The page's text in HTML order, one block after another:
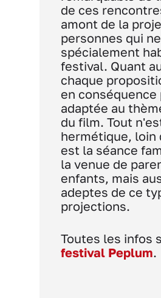
de ces
amont de la
personnes qui
spécialement
festival. Quant
chaque
en conséquence
adaptée au
du film. Tout
hermétique, loin
est la séance
la venue de
enfants, mais
adeptes de ce
projections.
Toutes les infos
festival Peplum.